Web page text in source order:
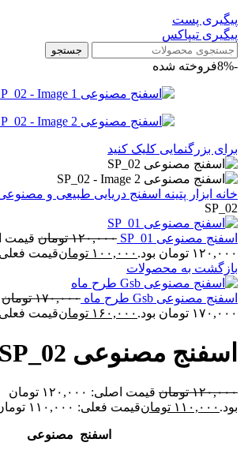
پیگیری پست
پیگیری تیپاکس
جستجو
-8% فروخته شده
برای بزرگنمایی کلیک کنید
خانه ابزار پتینه اسفنج دریایی طبیعی و
SP_02
اسفنج مصنوعی SP_01 ۱۲۰,۰۰۰ تومان قیمت
۱۲۰,۰۰۰ تومان بود.
۱۰۰,۰۰۰ تومانقیمت فعلی: ۱۰۰,۰۰۰
بازگشت به محصولات
اسفنج مصنوعی Gsb طرح ماه ۱۷۰,۰۰۰ تومان
۱۷۰,۰۰۰ تومان بود.
۱۶۰,۰۰۰ تومانقیمت فعلی: ۱۶۰,۰۰۰
اسفنج مصنوعی SP_02
۱۲۰,۰۰۰ تومان
قیمت اصلی: ۱۲۰,۰۰۰ تومان
بود. ۱۱۰,۰۰۰ تومانقیمت فعلی: ۱۱۰,۰۰۰ تومان.
اسفنج مصنوعی